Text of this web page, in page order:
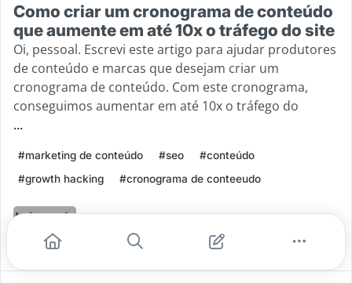
Como criar um cronograma de conteúdo
que aumente em até 10x o tráfego do site
Oi, pessoal. Escrevi este artigo para ajudar produtores
de conteúdo e marcas que desejam criar um
cronograma de conteúdo. Com este cronograma,
conseguimos aumentar em até 10x o tráfego do
...
#marketing de conteúdo #seo
#conteúdo
#growth hacking
#cronograma de conteeudo
Leia mais